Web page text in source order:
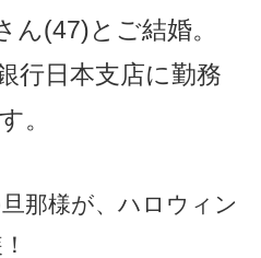
ん(47)とご結婚。
行日本支店に勤務
。
那様が、ハロウィン